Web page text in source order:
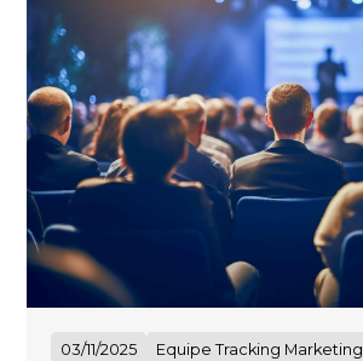
03/11/2025 Equipe Tracking Marketing